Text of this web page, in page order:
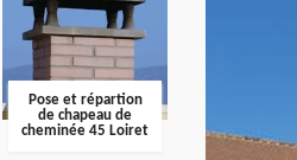
Pose et répartion
de chapeau de
cheminée 45 Loiret